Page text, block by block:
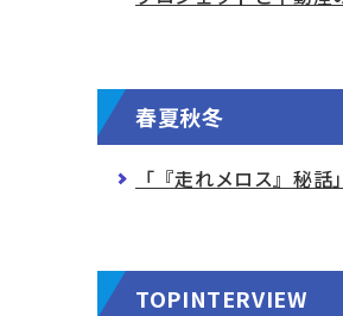
春夏秋冬
「『走れメロス』秘話」
TOPINTERVIEW